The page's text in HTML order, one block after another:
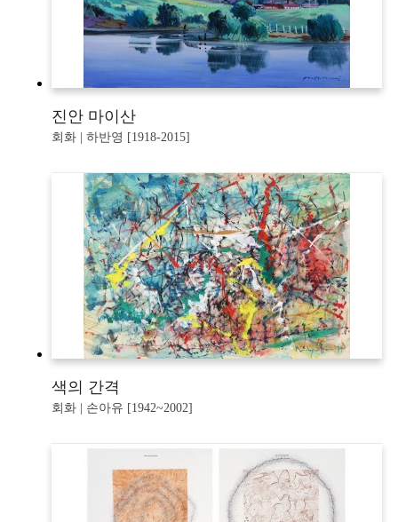
진안 마이산
회화 | 하반영 [1918-2015]
색의 간격
회화 | 손아유 [1942~2002]